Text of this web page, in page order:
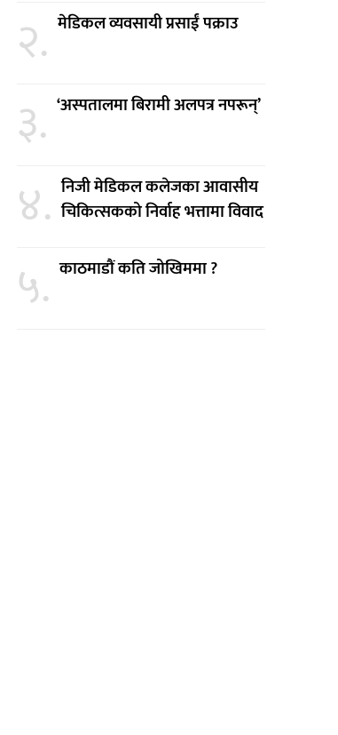
२. मेडिकल व्यवसायी प्रसाईं पक्राउ
३. ‘अस्पतालमा बिरामी अलपत्र नपरून्’
४. निजी मेडिकल कलेजका आवासीय
चिकित्सकको निर्वाह भत्तामा विवाद
५. काठमाडौं कति जोखिममा ?